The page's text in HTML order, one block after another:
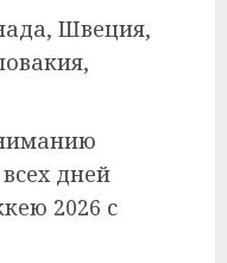
Швеция,
дней
2026 с